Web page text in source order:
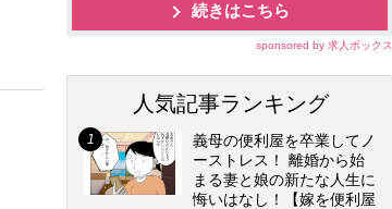
続きはこちら
sponsored by 求人ボックス
人気記事ランキング
義母の便利屋を卒業してノ
ーストレス！ 離婚から始
まる妻と娘の新たな人生に
悔いはなし！【嫁を便利屋